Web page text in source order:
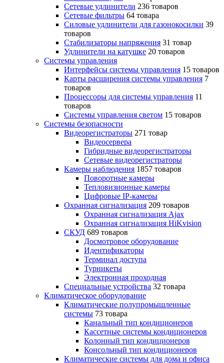
Сетевые удлинители 236 товаров
Сетевые фильтры 64 товара
Силовые удлинители для газонокосилки 39
товаров
Стабилизаторы напряжения 31 товар
Удлинители на катушке 20 товаров
Системы управления
Интерфейсы системы управления 15 товаров
Карты расширения системы управления 7
товаров
Процессоры для системы управления 11
товаров
Системы управления светом 15 товаров
Системы безопасности
Видеорегистраторы 271 товар
Видеосервера
Гибридные видеорегистраторы
Сетевые видеорегистраторы
Камеры наблюдения 1857 товаров
Поворотные камеры
Тепловизионные камеры
Цифровые IP-камеры
Охранная сигнализация 209 товаров
Охранная сигнализация Ajax
Охранная сигнализация HiKvision
СКУД 689 товаров
Досмотровое оборудование
Идентификаторы
Терминал доступа
Турникеты
Электронная проходная
Специальные устройства 32 товара
Климатическое оборудование
Климатические полупромышленные
системы 73 товара
Канальный тип кондиционеров
Кассетные системы кондиционеров
Колонный тип кондиционеров
Консольный тип кондиционеров
Климатические системы для дома и офиса